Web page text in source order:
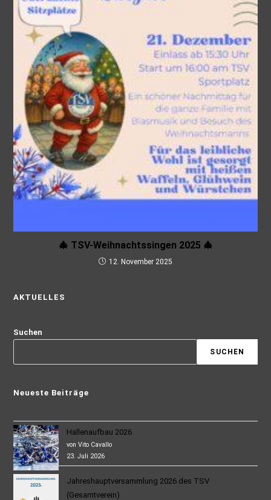
🎄 TSV-Weihnachtssingen 2025 🎄
12. November 2025
AKTUELLES
Suchen
SUCHEN
Neueste Beiträge
Hallenaufbau 2026
von Vito Cavallo
23. Juli 2026
Jahreshauptversammlung 2026 des TSV
(Gesamtverein)